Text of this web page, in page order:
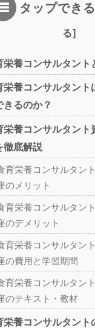
タップでき
栄養コンサルタント
栄養コンサルタント
きるのか？
栄養コンサルタント
徹底解説
育栄養コンサルタン
のメリット
育栄養コンサルタン
のデメリット
育栄養コンサルタン
の費用と学習期間
育栄養コンサルタン
のテキスト・教材
栄養コンサルタント